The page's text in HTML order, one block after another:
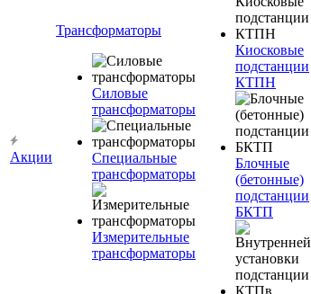
Акции
Трансформаторы
Силовые
трансформаторы
Специальные
трансформаторы
Измерительные
трансформаторы
Киосковые
подстанции
КТПН
Блочные
(бетонные)
подстанции
БКТП